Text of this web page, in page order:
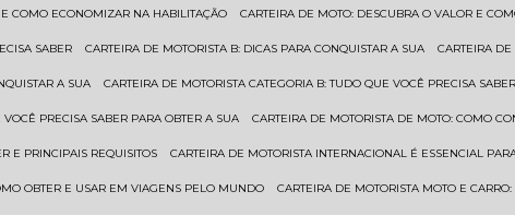
E COMO ECONOMIZAR NA HABILITAÇÃO CARTEIRA DE MOTO: DESCUBRA O VALOR E
SABER CARTEIRA DE MOTORISTA B: DICAS PARA CONQUISTAR A SUA CARTEIRA
A SUA CARTEIRA DE MOTORISTA CATEGORIA B: TUDO QUE VOCÊ PRECISA SABER
VOCÊ PRECISA SABER PARA OBTER A SUA CARTEIRA DE MOTORISTA DE MOTO: COMO
E PRINCIPAIS REQUISITOS CARTEIRA DE MOTORISTA INTERNACIONAL É ESSENCIAL
OBTER E USAR EM VIAGENS PELO MUNDO CARTEIRA DE MOTORISTA MOTO E